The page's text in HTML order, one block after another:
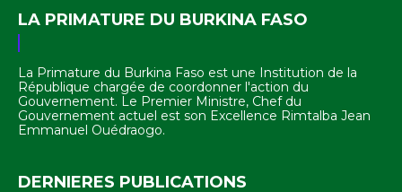
LA PRIMATURE DU BURKINA FASO
La Primature du Burkina Faso est une Institution de la
République chargée de coordonner l'action du
Gouvernement. Le Premier Ministre, Chef du
Gouvernement actuel est son Excellence Rimtalba Jean
Emmanuel Ouédraogo.
DERNIERES PUBLICATIONS